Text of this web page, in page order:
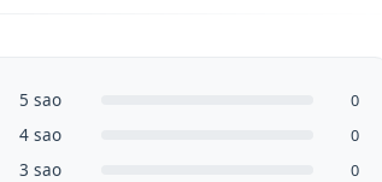
5 sao 0
4 sao 0
3 sao 0